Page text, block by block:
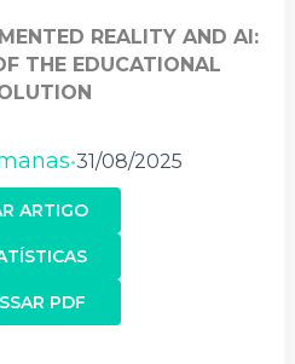
REALITY AND AI:
THE EDUCATIONAL
•31/08/2025
ARTIGO
PDF